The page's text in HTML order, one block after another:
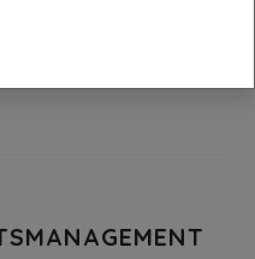
einem dazu
Das Einhalten